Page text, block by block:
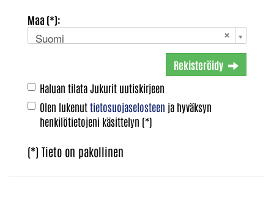
Maa (*):
Suomi
Rekisteröidy
Haluan tilata Jukurit uutiskirjeen
Olen lukenuttietosuojaselosteen ja hyväksyn
henkilötietojeni käsittelyn (*)
(*) Tieto on pakollinen